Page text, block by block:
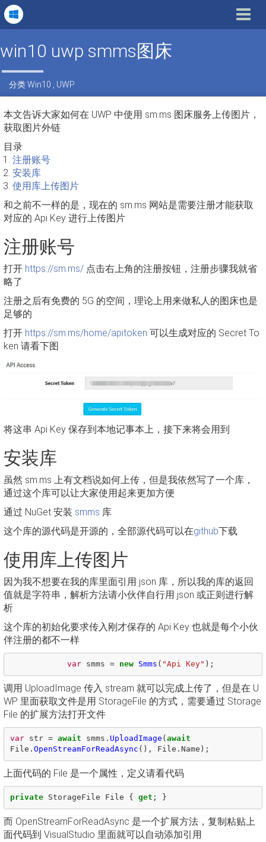
Toggle
win10 uwp smms图床
分类Win10 UWP
本文告诉大家如何在 UWP 中使用 sm.ms 图床服务上传图片，
获取图片外链
目录
注册账号
安装库
使用库上传图片
和之前不一样的是，现在的 sm.ms 网站是需要注册才能获取
对应的 Api Key 进行上传图片
注册账号
打开 https://sm.ms/ 点击右上角的注册按钮，注册步骤我就省
略了
注册之后有免费的 5G 的空间，理论上用来做私人的图床也是
足够的
打开 https://sm.ms/home/apitoken 可以生成对应的 Secret To
ken 请看下图
将这串 Api Key 保存到本地记事本上，接下来将会用到
安装库
虽然 sm.ms 上有文档说如何上传，但是我依然写了一个库，
通过这个库可以让大家使用起来更加方便
通过 NuGet 安装 smms 库
这个库的源代码是开源的，全部源代码可以在github下载
使用库上传图片
因为我不想要在我的库里面引用 json 库，所以我的库的返回
值就是字符串，解析方法请小伙伴自行用 json 或正则进行解
析
这个库的初始化要求传入刚才保存的 Api Key 也就是每个小伙
伴注册的都不一样
var smms = new Smms ( "Api Key" );
调用 UploadImage 传入 stream 就可以完成上传了，但是在 U
WP 里面获取文件是用 StorageFile 的方式，需要通过 Storage
File 的扩展方法打开文件
var str = await smms . UploadImage ( await
File . OpenStreamForReadAsync (), File . Name );
上面代码的 File 是一个属性，定义请看代码
private StorageFile File { get ; }
而 OpenStreamForReadAsync 是一个扩展方法，复制粘贴上
面代码到 VisualStudio 里面就可以自动添加引用